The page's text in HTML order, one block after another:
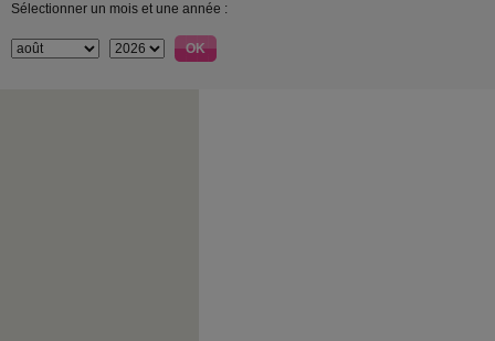
Sélectionner un mois et une année :